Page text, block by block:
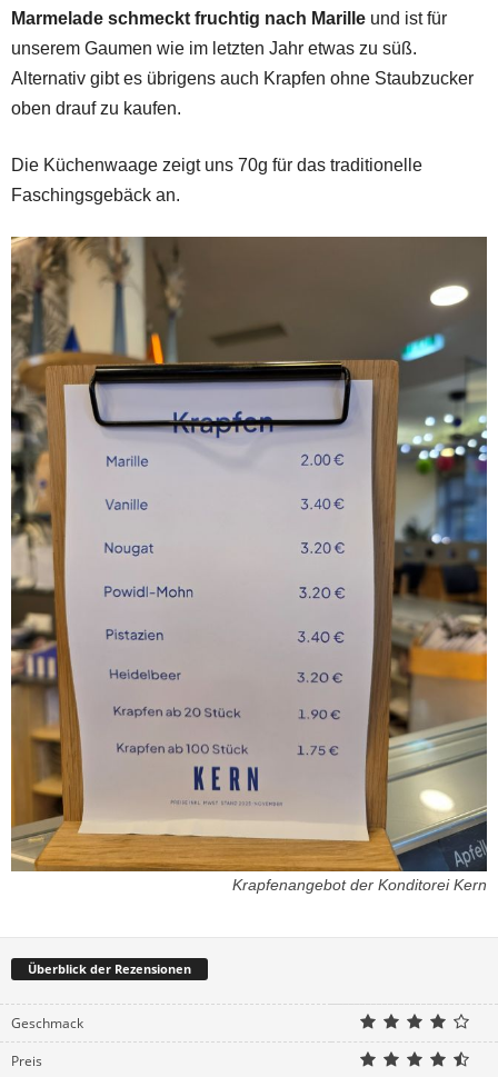
Marmelade schmeckt fruchtig nach Marille und ist für
unserem Gaumen wie im letzten Jahr etwas zu süß.
Alternativ gibt es übrigens auch Krapfen ohne Staubzucker
oben drauf zu kaufen.
Die Küchenwaage zeigt uns 70g für das traditionelle
Faschingsgebäck an.
Krapfenangebot der Konditorei Kern
Überblick der Rezensionen
Geschmack
Preis